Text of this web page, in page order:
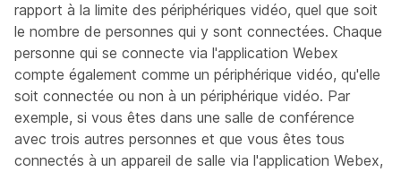
rapport à la limite des périphériques vidéo, quel que soit
le nombre de personnes qui y sont connectées. Chaque
personne qui se connecte via l'application Webex
compte également comme un périphérique vidéo, qu'elle
soit connectée ou non à un périphérique vidéo. Par
exemple, si vous êtes dans une salle de conférence
avec trois autres personnes et que vous êtes tous
connectés à un appareil de salle via l'application Webex,